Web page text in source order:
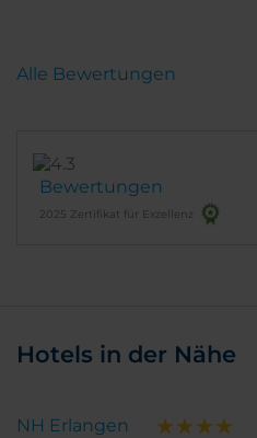
Bewertungen
2025 Zertifikat für Exzellenz
Alle Bewertungen
Hotels in der Nähe
NH Erlangen